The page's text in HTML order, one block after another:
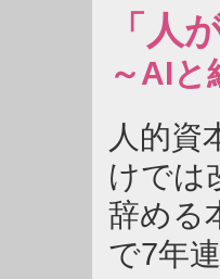
「人
～AIと
人的資
けでは
辞める
で7年